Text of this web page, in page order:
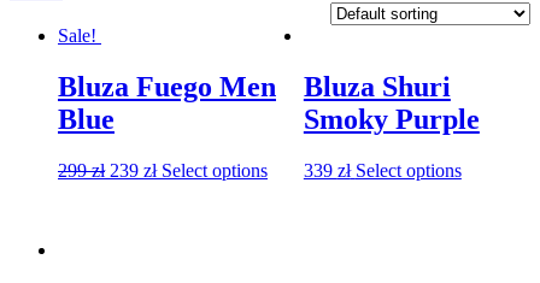
Sale!
Bluza Fuego Men
Blue
299zł 239 zł Select options
Bluza Shuri
Smoky Purple
339 zł Select options